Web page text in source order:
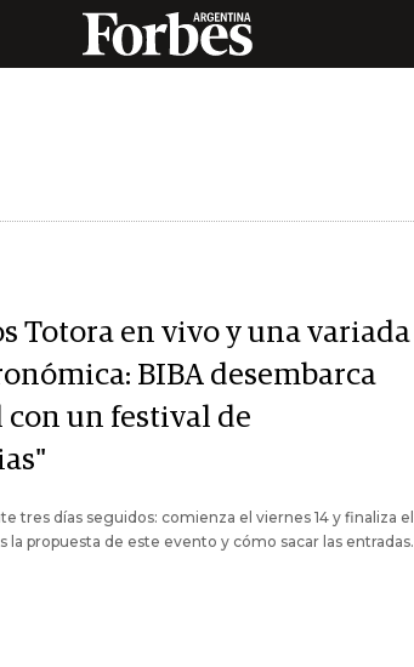
Totora en vivo y una variada
BIBA desembarca
con un festival de
tres días seguidos: comienza el viernes 14 y finaliza el
la propuesta de este evento y cómo sacar las entradas.